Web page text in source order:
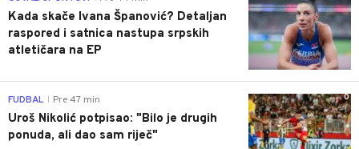
Kada skače Ivana Španović? Detaljan
raspored i satnica nastupa srpskih
atletičara na EP
0
FUDBAL Pre 47 min
Uroš Nikolić potpisao: "Bilo je drugih
ponuda, ali dao sam riječ"